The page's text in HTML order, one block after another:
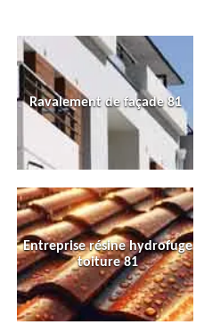
Ravalement de façade 81
Entreprise résine hydrofuge
toiture 81